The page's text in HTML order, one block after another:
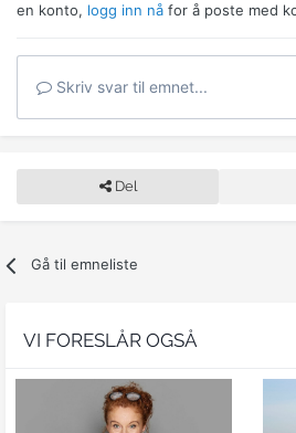
en konto, logg inn nå for å poste med
Skriv svar til emnet...
Del
Gå til emneliste
VI FORESLÅR OGSÅ